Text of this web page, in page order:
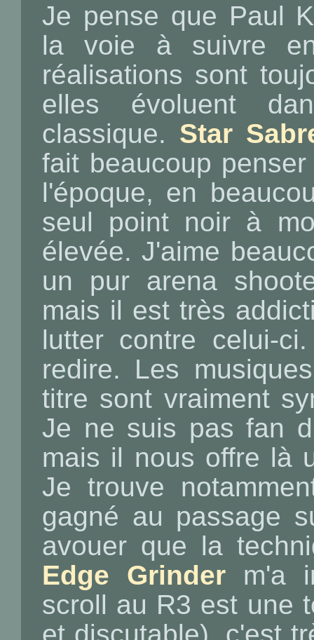
Je pense que Paul
la voie à suivre
réalisations sont
elles évoluent
classique. Star
fait beaucoup
l'époque, en
seul point noir à
élevée. J'aime
un pur arena
mais il est très
lutter contre celui-
redire. Les
titre sont vraiment
Je ne suis pas fan
mais il nous offre là
Je trouve
gagné au passage
avouer que la
Edge Grinderm'a
scroll au R3 est une